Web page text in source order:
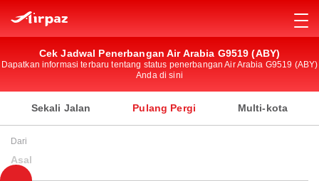
Cek Jadwal Penerbangan Air Arabia G9519 (ABY)
Dapatkan informasi terbaru tentang status penerbangan Air Arabia G9519 (ABY)
Anda di sini
Sekali Jalan Pulang Pergi Multi-kota
Dari
Asal